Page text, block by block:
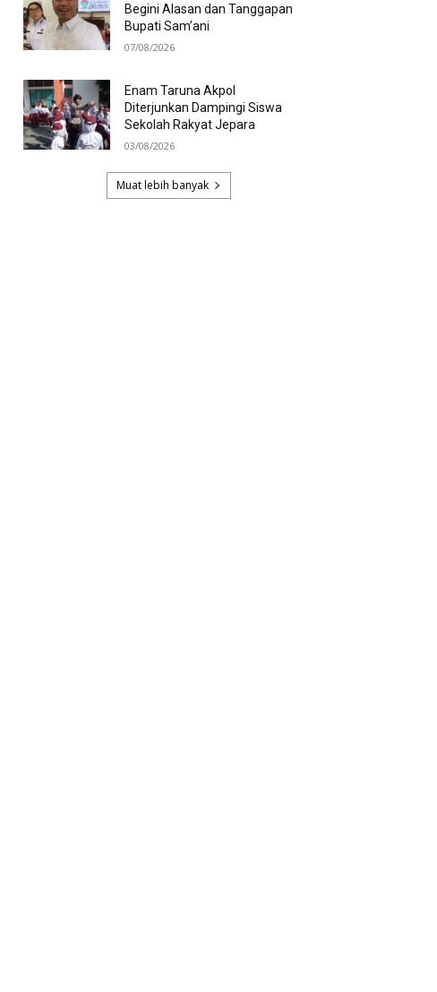
Begini Alasan dan Tanggapan
Bupati Sam’ani
07/08/2026
Enam Taruna Akpol
Diterjunkan Dampingi Siswa
Sekolah Rakyat Jepara
03/08/2026
Muat lebih banyak